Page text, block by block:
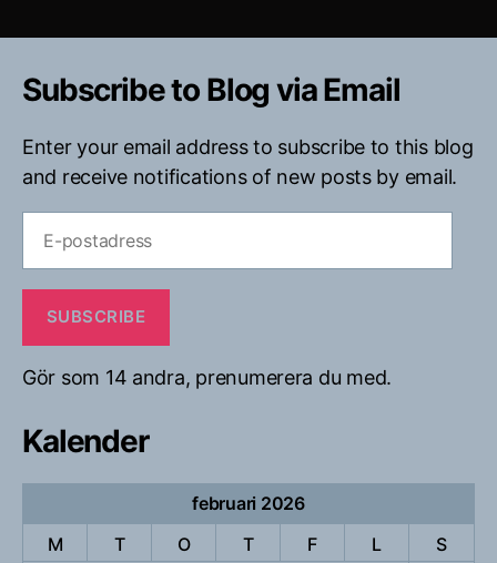
Subscribe to Blog via Email
Enter your email address to subscribe to this blog
and receive notifications of new posts by email.
postadress
SUBSCRIBE
Gör som 14 andra, prenumerera du med.
Kalender
februari 2026
M
T O T F L S